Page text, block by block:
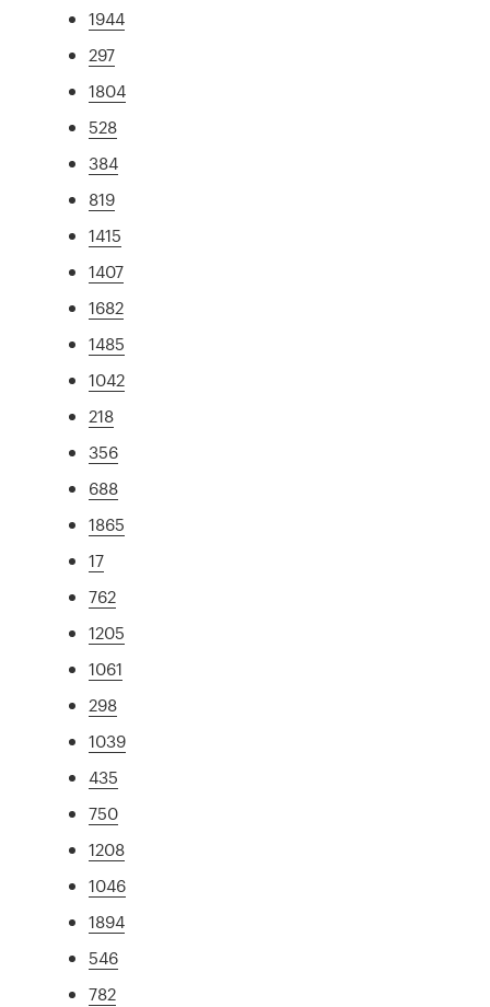
1944
297
1804
528
384
819
1415
1407
1682
1485
1042
218
356
688
1865
17
762
1205
1061
298
1039
435
750
1208
1046
1894
546
782